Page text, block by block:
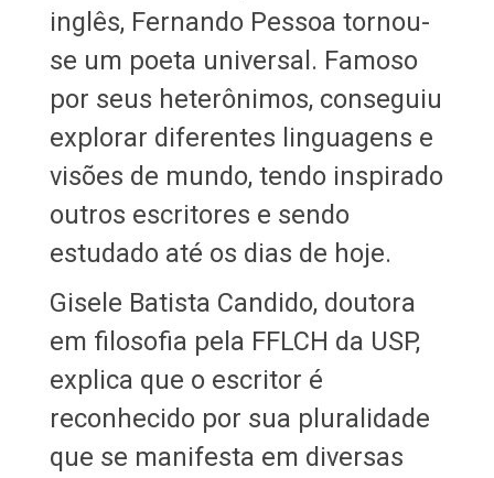
inglês, Fernando Pessoa tornou-
se um poeta universal. Famoso
por seus heterônimos, conseguiu
explorar diferentes linguagens e
visões de mundo, tendo inspirado
outros escritores e sendo
estudado até os dias de hoje.
Gisele Batista Candido, doutora
em filosofia pela FFLCH da USP,
explica que o escritor é
reconhecido por sua pluralidade
que se manifesta em diversas